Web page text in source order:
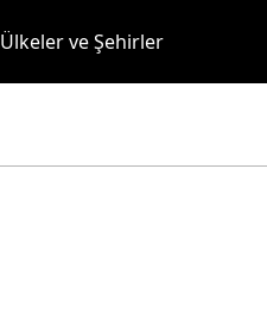
Ülkeler ve Şehirler